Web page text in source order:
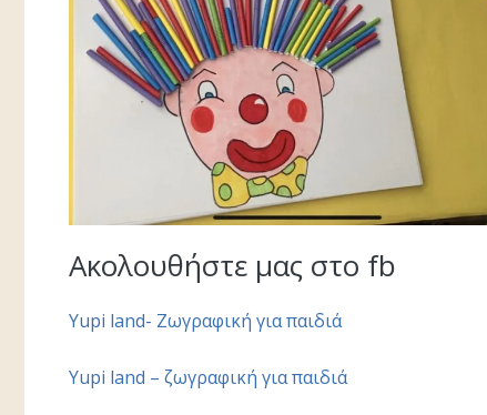
Ακολουθήστε μας στο fb
Yupi land- Zωγραφική για παιδιά
Yupi land – ζωγραφική για παιδιά